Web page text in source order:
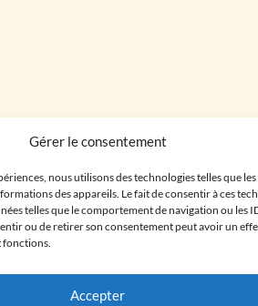
Gérer le consentement
nous utilisons des technologies telles que
des appareils. Le fait de consentir à ces
telles que le comportement de navigation ou les
ou de retirer son consentement peut avoir un
fonctions.
Accepter